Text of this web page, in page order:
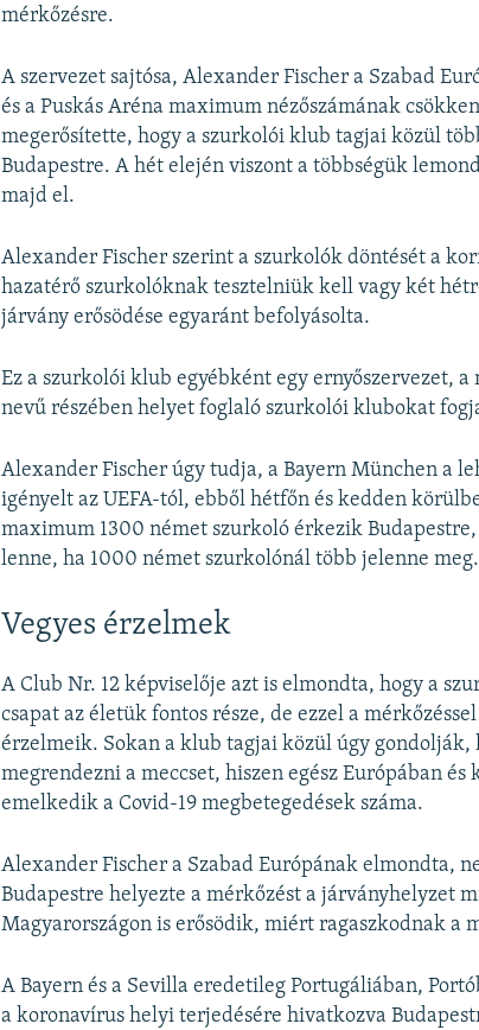
mérkőzésre.
A szervezet sajtósa, Alexander Fischer a Szabad
és a Puskás Aréna maximum nézőszámának
megerősítette, hogy a szurkolói klub tagjai közül
Budapestre. A hét elején viszont a többségük
majd el.
Alexander Fischer szerint a szurkolók döntését a
hazatérő szurkolóknak tesztelniük kell vagy két
járvány erősödése egyaránt befolyásolta.
Ez a szurkolói klub egyébként egy ernyőszervezet,
nevű részében helyet foglaló szurkolói klubokat
Alexander Fischer úgy tudja, a Bayern München a
igényelt az UEFA-tól, ebből hétfőn és kedden
maximum 1300 német szurkoló érkezik
lenne, ha 1000 német szurkolónál több jelenne meg.
Vegyes érzelmek
A Club Nr. 12 képviselője azt is elmondta, hogy a
csapat az életük fontos része, de ezzel a
érzelmeik. Sokan a klub tagjai közül úgy gondolják,
megrendezni a meccset, hiszen egész Európában
emelkedik a Covid-19 megbetegedések száma.
Alexander Fischer a Szabad Európának elmondta,
Budapestre helyezte a mérkőzést a járványhelyzet
Magyarországon is erősödik, miért ragaszkodnak a
A Bayern és a Sevilla eredetileg Portugáliában,
a koronavírus helyi terjedésére hivatkozva